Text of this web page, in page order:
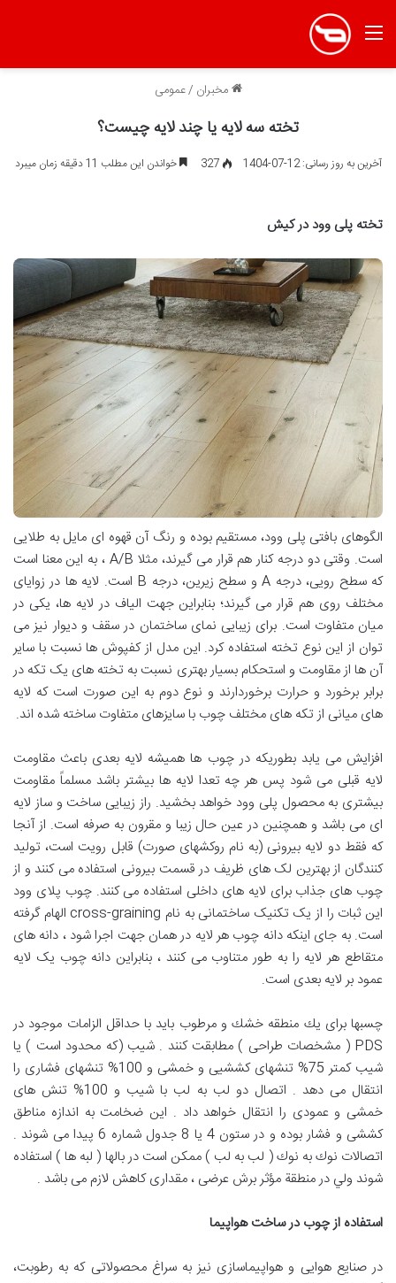
منو
مخبران /عمومی
تخته سه لایه یا چند لایه چیست؟
آخرین به روز رسانی: 12-07-1404 327 خواندن این مطلب 11 دقیقه زمان میبرد
تخته پلی وود در کیش
الگوهای بافتی پلی وود، مستقیم بوده و رنگ آن قهوه ای مایل به طلایی
است. وقتی دو درجه کنار هم قرار می گیرند، مثلا A/B ، به این معنا است
که سطح رویی، درجه A و سطح زیرین، درجه B است. لایه ها در زوایای
مختلف روی هم قرار می گیرند؛ بنابراین جهت الیاف در لایه ها، یکی در
میان متفاوت است. برای زیبایی نمای ساختمان در سقف و دیوار نیز می
توان از این نوع تخته استفاده کرد. این مدل از کفپوش ها نسبت با سایر
آن ها از مقاومت و استحکام بسیار بهتری نسبت به تخته های یک تکه در
برابر برخورد و حرارت برخوردارند و نوع دوم به این صورت است که لایه
های میانی از تکه های مختلف چوب با سایزهای متفاوت ساخته شده اند.
افزایش می یابد بطوریکه در چوب ها همیشه لایه بعدی باعث مقاومت
لایه قبلی می شود پس هر چه تعدا لایه ها بیشتر باشد مسلماً مقاومت
بیشتری به محصول پلی وود خواهد بخشید. راز زیبایی ساخت و ساز لایه
ای می باشد و همچنین در عین حال زیبا و مقرون به صرفه است. از آنجا
که فقط دو لایه بیرونی (به نام روکشهای صورت) قابل رویت است، تولید
کنندگان از بهترین لک های ظریف در قسمت بیرونی استفاده می کنند و از
چوب های جذاب برای لایه های داخلی استفاده می کنند. چوب پلای وود
این ثبات را از یک تکنیک ساختمانی به نام cross-graining الهام گرفته
است. به جای اینکه دانه چوب هر لایه در همان جهت اجرا شود ، دانه های
متقاطع هر لایه را به طور متناوب می کنند ، بنابراین دانه چوب یک لایه
عمود بر لایه بعدی است.
چسبها برای يك منطقه خشك و مرطوب بايد با حداقل الزامات موجود در
PDS ( مشخصات طراحی ) مطابقت كنند . شيب (كه محدود است ) يا
شيب كمتر 75% تنشهای كششيی و خمشی و 100% تنشهای فشاری را
انتقال می دهد . اتصال دو لب به لب با شيب و 100% تنش های
خمشی و عمودی را انتقال خواهد داد . اين ضخامت به اندازه مناطق
كششی و فشار بوده و در ستون 4 يا 8 جدول شماره 6 پيدا می شوند .
اتصالات نوك به نوك ( لب به لب ) ممكن است در بالها ( لبه ها ) استفاده
شوند ولي در منطقة مؤثر برش عرضی ، مقداری كاهش لازم می باشد .
استفاده از چوب در ساخت هواپیما
در صنایع هوایی و هواپیماسازی نیز به سراغ محصولاتی که به رطوبت،